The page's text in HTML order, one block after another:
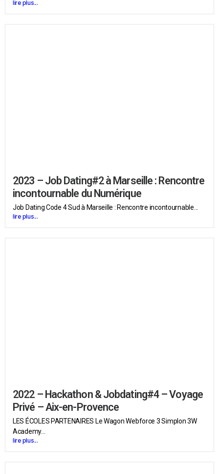
lire plus...
2023 – Job Dating#2 à Marseille : Rencontre
incontournable du Numérique
Job Dating Code 4 Sud à Marseille : Rencontre incontournable...
lire plus...
2022 – Hackathon & Jobdating#4 – Voyage
Privé – Aix-en-Provence
LES ÉCOLES PARTENAIRES Le Wagon Webforce 3 Simplon 3W
Academy...
lire plus...